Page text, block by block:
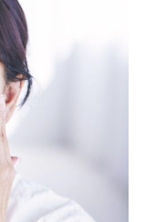
カレー作りを